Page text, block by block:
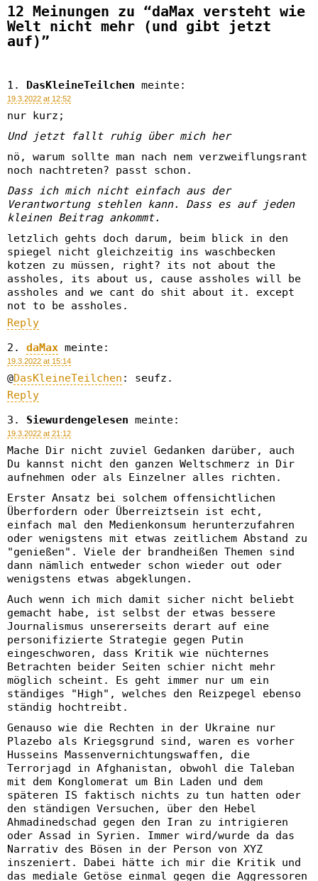
12 Meinungen zu “daMax versteht wie
Welt nicht mehr (und gibt jetzt
auf)”
DasKleineTeilchen meinte:
19.3.2022 at 12:52
nur kurz;
Und jetzt fallt ruhig über mich her
nö, warum sollte man nach nem verzweiflungsrant
noch nachtreten? passt schon.
Dass ich mich nicht einfach aus der
Verantwortung stehlen kann. Dass es auf jeden
kleinen Beitrag ankommt.
letzlich gehts doch darum, beim blick in den
spiegel nicht gleichzeitig ins waschbecken
kotzen zu müssen, right? its not about the
assholes, its about us, cause assholes will be
assholes and we cant do shit about it. except
not to be assholes.
Reply
daMax meinte:
19.3.2022 at 15:14
@DasKleineTeilchen : seufz.
Reply
Siewurdengelesen meinte:
19.3.2022 at 21:12
Mache Dir nicht zuviel Gedanken darüber, auch
Du kannst nicht den ganzen Weltschmerz in Dir
aufnehmen oder als Einzelner alles richten.
Erster Ansatz bei solchem offensichtlichen
Überfordern oder Überreiztsein ist echt,
einfach mal den Medienkonsum herunterzufahren
oder wenigstens mit etwas zeitlichem Abstand zu
"genießen". Viele der brandheißen Themen sind
dann nämlich entweder schon wieder out oder
wenigstens etwas abgeklungen.
Auch wenn ich mich damit sicher nicht beliebt
gemacht habe, ist selbst der etwas bessere
Journalismus unsererseits derart auf eine
personifizierte Strategie gegen Putin
eingeschworen, dass Kritik wie nüchternes
Betrachten beider Seiten schier nicht mehr
möglich scheint. Es geht immer nur um ein
ständiges "High", welches den Reizpegel ebenso
ständig hochtreibt.
Genauso wie die Rechten in der Ukraine nur
Plazebo als Kriegsgrund sind, waren es vorher
Husseins Massenvernichtungswaffen, die
Terrorjagd in Afghanistan, obwohl die Taleban
mit dem Konglomerat um Bin Laden und dem
späteren IS faktisch nichts zu tun hatten oder
den ständigen Versuchen, über den Hebel
Ahmadinedschad gegen den Iran zu intrigieren
oder Assad in Syrien. Immer wird/wurde da das
Narrativ des Bösen in der Person von XYZ
inszeniert. Dabei hätte ich mir die Kritik und
das mediale Getöse einmal gegen die Aggressoren